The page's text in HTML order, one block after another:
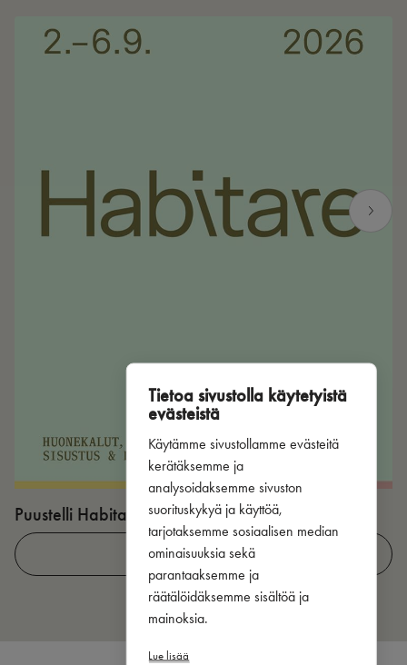
Tietoa sivustolla käytetyistä
evästeistä
Käytämme sivustollamme evästeitä
kerätäksemme ja
analysoidaksemme sivuston
suorituskykyä ja käyttöä,
tarjotaksemme sosiaalisen median
ominaisuuksia sekä
parantaaksemme ja
räätälöidäksemme sisältöä ja
mainoksia.
Lue lisää
Puustelli Habitare-messuilla 2026
LUE LISÄÄ